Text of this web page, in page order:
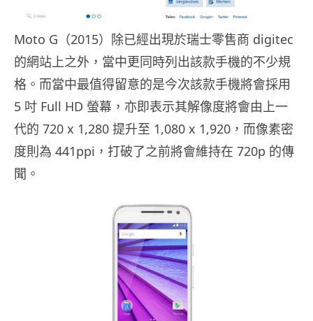
Moto G（2015）除已經出現於瑞士零售商 digitec
的網站上之外，當中更同時列出該款手機的不少規
格。而當中最值得留意的是今次該款手機將會採用
5 吋 Full HD 螢幕，亦即表示其解像度將會由上一
代的 720 x 1,280 提升至 1,080 x 1,920，而像素密
度則為 441ppi，打破了之前將會維持在 720p 的傳
聞。